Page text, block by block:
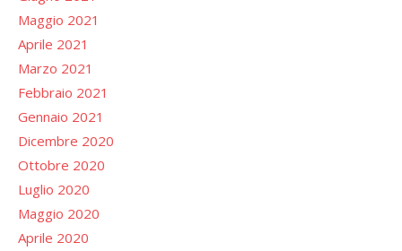
Maggio 2021
Aprile 2021
Marzo 2021
Febbraio 2021
Gennaio 2021
Dicembre 2020
Ottobre 2020
Luglio 2020
Maggio 2020
Aprile 2020